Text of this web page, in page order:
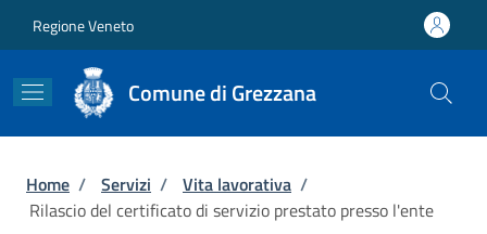
Regione Veneto
Comune di Grezzana
Briciole di pane
Home / Servizi / Vita lavorativa /
Rilascio del certificato di servizio prestato presso l'ente